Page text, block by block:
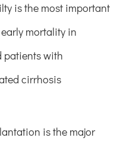
is the most important
mortality in
patients with
cirrhosis
is the major